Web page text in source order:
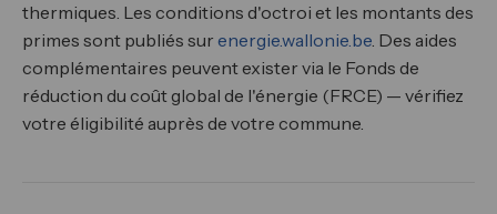
thermiques. Les conditions d'octroi et les montants des
primes sont publiés sur energie.wallonie.be. Des aides
complémentaires peuvent exister via le Fonds de
réduction du coût global de l'énergie (FRCE) — vérifiez
votre éligibilité auprès de votre commune.